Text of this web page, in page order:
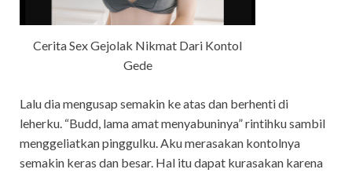
Cerita Sex Gejolak Nikmat Dari Kontol
Gede
Lalu dia mengusap semakin ke atas dan berhenti di
leherku. “Budd, lama amat menyabuninya” rintihku sambil
menggeliatkan pinggulku. Aku merasakan kontolnya
semakin keras dan besar. Hal itu dapat kurasakan karena